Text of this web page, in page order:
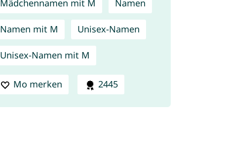
Mädchennamen mit M Namen
Namen mit M Unisex-Namen
Unisex-Namen mit M
Mo merken 2445